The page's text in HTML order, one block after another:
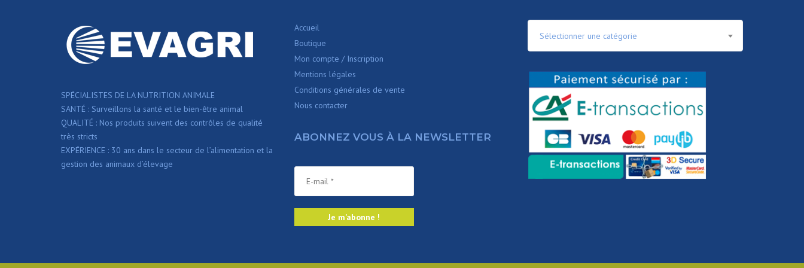
SPÉCIALISTES DE LA NUTRITION ANIMALE
SANTÉ : Surveillons la santé et le bien-être animal
QUALITÉ : Nos produits suivent des contrôles de qualité
très stricts
EXPÉRIENCE : 30 ans dans le secteur de l’alimentation et la
gestion des animaux d’élevage
Accueil
Boutique
Mon compte / Inscription
Mentions légales
Conditions générales de vente
Nous contacter
ABONNEZ VOUS À LA NEWSLETTER
Sélectionner une catégorie